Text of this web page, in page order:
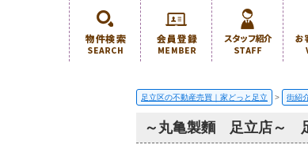
足立区の不動産売買｜家どっと足立 > 街紹
～丸亀製麵 足立店～